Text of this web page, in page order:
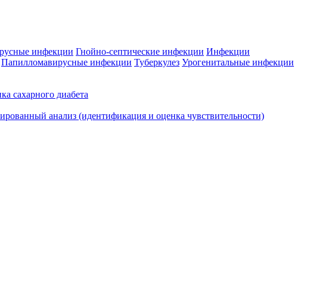
инфекции Гнойно-септические инфекции Инфекции
Папилломавирусные инфекции Туберкулез Урогенитальные инфекции
сахарного диабета
анализ (идентификация и оценка чувствительности)